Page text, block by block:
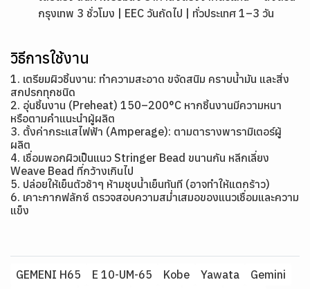
กรุงเทพ 3 ชั่วโมง | EEC วันถัดไป | ทั่วประเทศ 1–3 วัน
วิธีการใช้งาน
1. เตรียมผิวชิ้นงาน: ทำความสะอาด ขจัดสนิม คราบน้ำมัน และสิ่ง
สกปรกทุกชนิด
2. อุ่นชิ้นงาน (Preheat) 150–200°C หากชิ้นงานมีความหนา
หรือตามคำแนะนำผู้ผลิต
3. ตั้งค่ากระแสไฟฟ้า (Amperage): ตามตารางพารามิเตอร์ผู้
ผลิต
4. เชื่อมพอกผิวเป็นแนว Stringer Bead ขนานกัน หลีกเลี่ยง
Weave Bead ที่กว้างเกินไป
5. ปล่อยให้เย็นตัวช้าๆ ห้ามชุบน้ำเย็นทันที (อาจทำให้แตกร้าว)
6. เคาะกากฟลักซ์ ตรวจสอบความสม่ำเสมอของแนวเชื่อมและความ
แข็ง
GEMENI H65 E 10-UM-65 Kobe Yawata
Gemini